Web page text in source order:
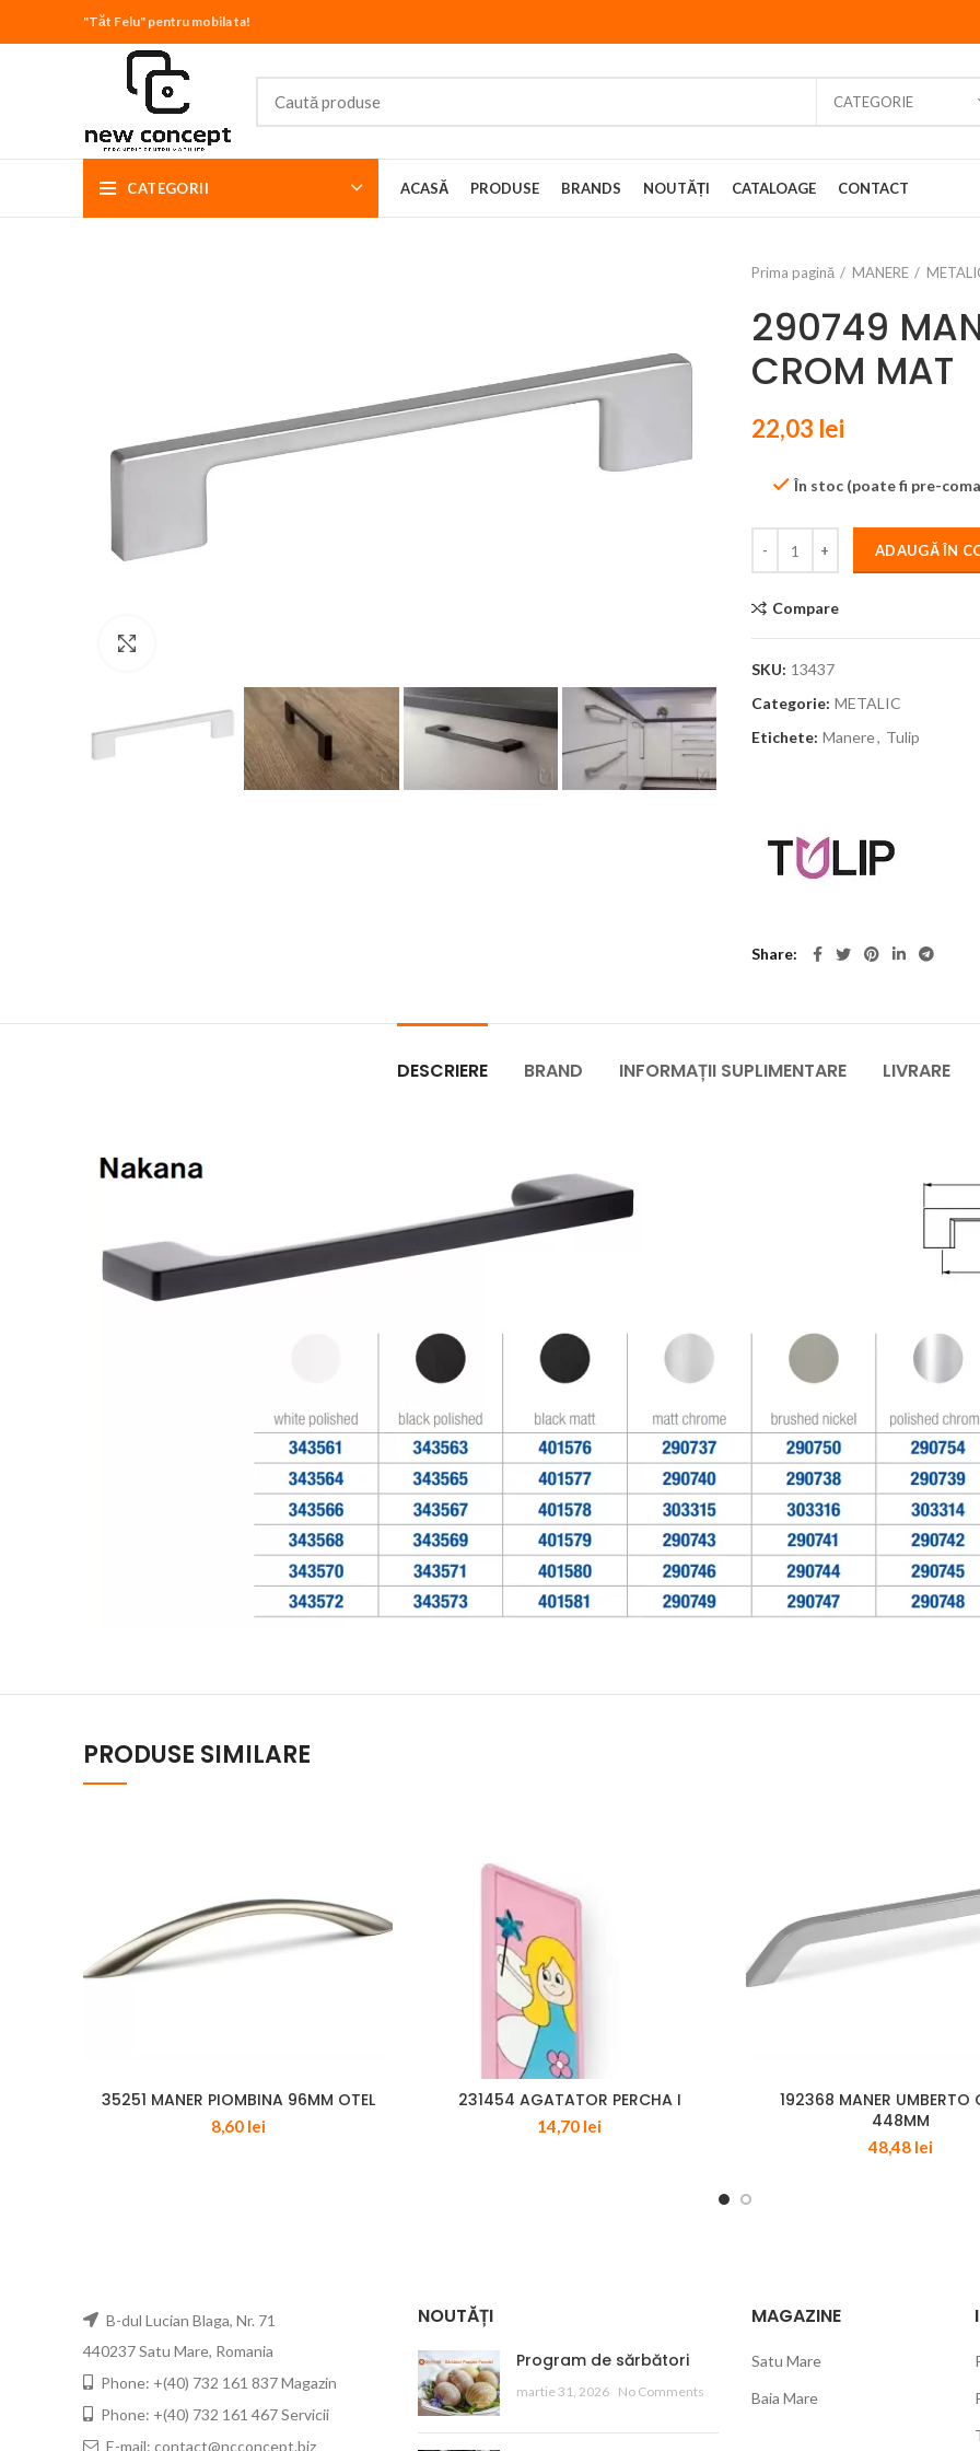
"Tăt Felu" pentru mobila ta!
CATEGORIE
CATEGORII ACASĂ PRODUSE BRANDS NOUTĂȚI CATALOAGE CONTACT
Prima pagină MANERE
290749
CROM MAT
22,03 lei
În stoc (poate fi pre-
ADAUGĂ ÎN
Compare
SKU: 13437
Categorie: METALIC
Etichete: Manere, Tulip
Share
DESCRIERE BRAND INFORMAȚII SUPLIMENTARE LIVRARE
PRODUSE SIMILARE
35251 MANER PIOMBINA 96MM OTEL
8,60 lei
231454 AGATATOR PERCHA I
14,70 lei
192368 MANER UMBERTO
448MM
48,48 lei
B-dul Lucian Blaga, Nr. 71
440237 Satu Mare, Romania
Phone: +(40) 732 161 837 Magazin
Phone: +(40) 732 161 467 Servicii
E-mail: contact@ncconcept.biz
NOUTĂȚI
Program de sărbători
martie 31, 2026 No Comments
MAGAZINE
Satu Mare
Baia Mare